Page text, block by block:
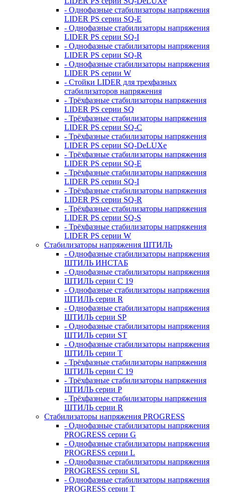
- Однофазные стабилизаторы напряжения
LIDER PS серии SQ-E
- Однофазные стабилизаторы напряжения
LIDER PS серии SQ-I
- Однофазные стабилизаторы напряжения
LIDER PS серии SQ-R
- Однофазные стабилизаторы напряжения
LIDER PS серии W
- Стойки LIDER для трехфазных
стабилизаторов напряжения
- Трёхфазные стабилизаторы напряжения
LIDER PS серии SQ
- Трёхфазные стабилизаторы напряжения
LIDER PS серии SQ-C
- Трёхфазные стабилизаторы напряжения
LIDER PS серии SQ-DeLUXe
- Трёхфазные стабилизаторы напряжения
LIDER PS серии SQ-E
- Трёхфазные стабилизаторы напряжения
LIDER PS серии SQ-I
- Трёхфазные стабилизаторы напряжения
LIDER PS серии SQ-R
- Трёхфазные стабилизаторы напряжения
LIDER PS серии SQ-S
- Трёхфазные стабилизаторы напряжения
LIDER PS серии W
Стабилизаторы напряжения ШТИЛЬ
- Однофазные стабилизаторы напряжения
ШТИЛЬ ИНСТАБ
- Однофазные стабилизаторы напряжения
ШТИЛЬ серии C 19
- Однофазные стабилизаторы напряжения
ШТИЛЬ серии R
- Однофазные стабилизаторы напряжения
ШТИЛЬ серии SP
- Однофазные стабилизаторы напряжения
ШТИЛЬ серии ST
- Однофазные стабилизаторы напряжения
ШТИЛЬ серии T
- Трёхфазные стабилизаторы напряжения
ШТИЛЬ серии C 19
- Трёхфазные стабилизаторы напряжения
ШТИЛЬ серии P
- Трёхфазные стабилизаторы напряжения
ШТИЛЬ серии R
Стабилизаторы напряжения PROGRESS
- Однофазные стабилизаторы напряжения
PROGRESS серии G
- Однофазные стабилизаторы напряжения
PROGRESS серии L
- Однофазные стабилизаторы напряжения
PROGRESS серии SL
- Однофазные стабилизаторы напряжения
PROGRESS серии T